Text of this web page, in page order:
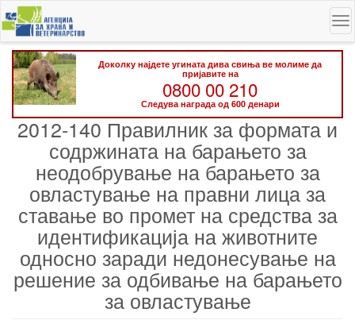
Skip
to
main
content
Доколку најдете угината дива свиња ве молиме да
пријавите на
0800 00 210
Следува награда од 600 денари
2012-140 Правилник за формата и
содржината на барањето за
неодобрување на барањето за
овластување на правни лица за
ставање во промет на средства за
идентификација на животните
односно заради недонесување на
решение за одбивање на барањето
за овластување